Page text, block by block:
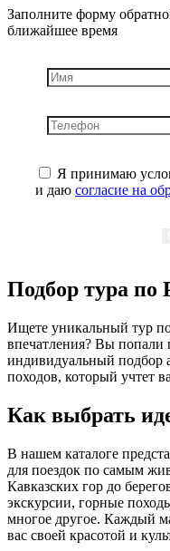
Заполните форму
ближайшее время
Я принимаю
и даю согласие на
Подбор тура по
Ищете уникальный тур
впечатления? Вы
индивидуальный подбор
походов, который учтет
Как выбрать
В нашем каталоге
для поездок по самым
Кавказских гор до
экскурсии, горные
многое другое. Каждый
вас своей красотой и